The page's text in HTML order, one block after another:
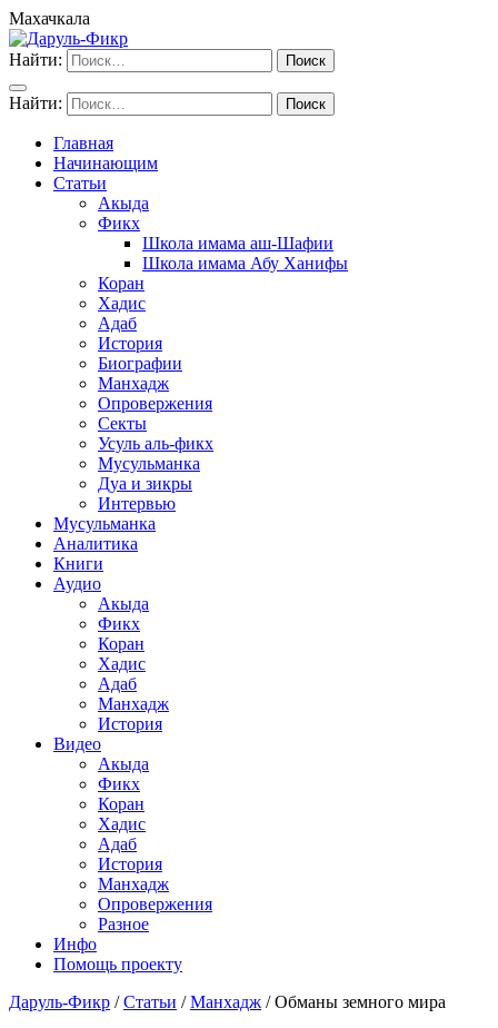
Махачкала
Найти:
Найти:
Главная
Начинающим
Статьи
Акыда
Фикх
Школа имама аш-Шафии
Школа имама Абу Ханифы
Коран
Хадис
Адаб
История
Биографии
Манхадж
Опровержения
Секты
Усуль аль-фикх
Мусульманка
Дуа и зикры
Интервью
Мусульманка
Аналитика
Книги
Аудио
Акыда
Фикх
Коран
Хадис
Адаб
Манхадж
История
Видео
Акыда
Фикх
Коран
Хадис
Адаб
История
Манхадж
Опровержения
Разное
Инфо
Помощь проекту
Даруль-Фикр /Статьи /Манхадж /Обманы земного мира